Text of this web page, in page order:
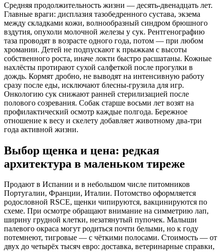
Средняя продолжительность жизни — десять-двенадцать лет.
Главные враги: дисплазия тазобедренного сустава, экзема
между складками кожи, волнообразный синдром брюшного
вздутия, опухоли молочной железы у сук. Рентгенографию
таза проводят в возрасте одного года, потом — при любом
хромании. Детей не подпускают к прыжкам с высоты
собственного роста, иначе локти быстро расшатаны. Кожные
нахлёсты протирают сухой салфеткой после прогулки в
дождь. Кормят дробно, не выводят на интенсивную работу
сразу после еды, исключают блесны-грузила для игр.
Онкологию сук снижают ранней стерилизацией после
полового созревания. Собак старше восьми лет возят на
профилактический осмотр каждые полгода. Бережное
отношение к весу и скелету добавляет животному два-три
года активной жизни.
Выбор щенка и цена: редкая
архитектура в маленьком тиреже
Продают в Испании и в небольшом числе питомников
Португалии, Франции, Италии. Потомство оформляется
родословной RSCE, щенки чипируются, вакцинируются по
схеме. При осмотре обращают внимание на симметрию лап,
ширину грудной клетки, незатянутый пупочек. Малыши
палевого окраса могут родиться почти белыми, но к году
потемнеют, тигровые — с чёткими полосами. Стоимость — от
двух до четырёх тысяч евро: доставка, ветеринарные справки,